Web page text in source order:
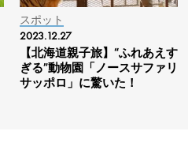
スポット
2023.12.27
【北海道親子旅】“ふれあえす
ぎる”動物園「ノースサファリ
サッポロ」に驚いた！